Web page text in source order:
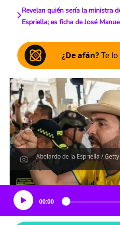
Revelan quién sería la ministra
Espriella; es ficha de José
¿De afán?Te
Abelardo de la Espriella / Getty
Escucha el
00:00